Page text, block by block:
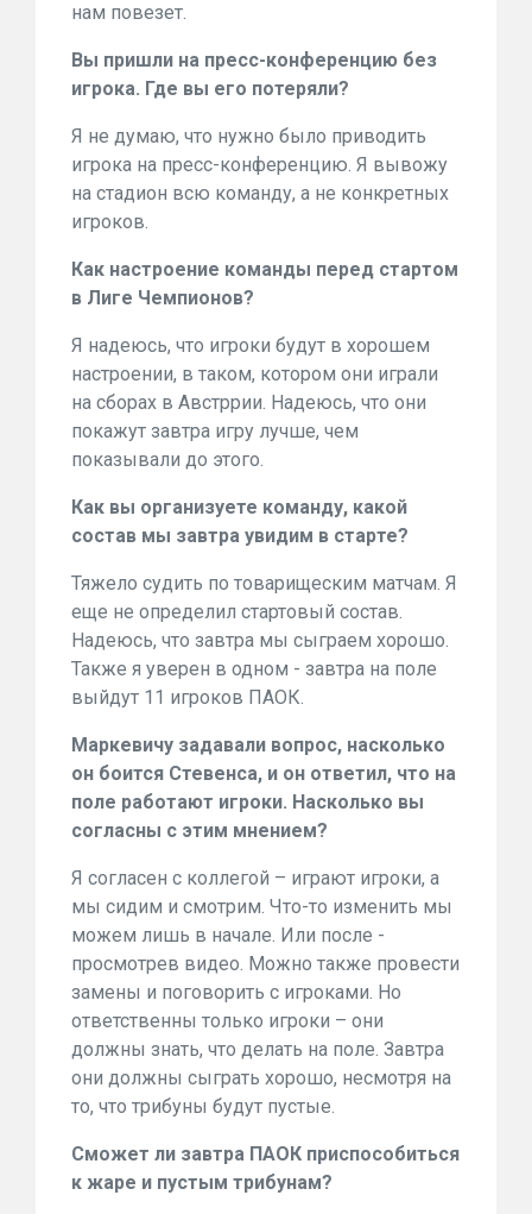
нам повезет.
Вы пришли на пресс-конференцию без
игрока. Где вы его потеряли?
Я не думаю, что нужно было приводить
игрока на пресс-конференцию. Я вывожу
на стадион всю команду, а не конкретных
игроков.
Как настроение команды перед стартом
в Лиге Чемпионов?
Я надеюсь, что игроки будут в хорошем
настроении, в таком, котором они играли
на сборах в Австррии. Надеюсь, что они
покажут завтра игру лучше, чем
показывали до этого.
Как вы организуете команду, какой
состав мы завтра увидим в старте?
Тяжело судить по товарищеским матчам. Я
еще не определил стартовый состав.
Надеюсь, что завтра мы сыграем хорошо.
Также я уверен в одном - завтра на поле
выйдут 11 игроков ПАОК.
Маркевичу задавали вопрос, насколько
он боится Стевенса, и он ответил, что на
поле работают игроки. Насколько вы
согласны с этим мнением?
Я согласен с коллегой – играют игроки, а
мы сидим и смотрим. Что-то изменить мы
можем лишь в начале. Или после -
просмотрев видео. Можно также провести
замены и поговорить с игроками. Но
ответственны только игроки – они
должны знать, что делать на поле. Завтра
они должны сыграть хорошо, несмотря на
то, что трибуны будут пустые.
Сможет ли завтра ПАОК приспособиться
к жаре и пустым трибунам?